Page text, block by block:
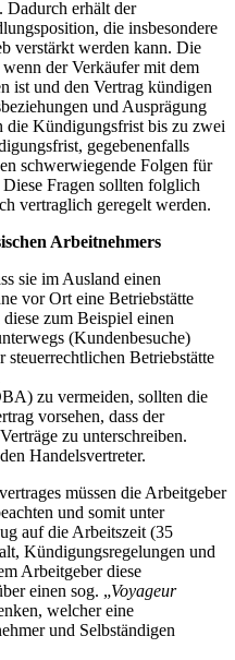
Dadurch erhält der
die insbesondere
verstärkt werden kann. Die
der Verkäufer mit dem
ist und den Vertrag kündigen
und Ausprägung
die Kündigungsfrist bis zu zwei
gegebenenfalls
schwerwiegende Folgen für
Fragen sollten folglich
vertraglich geregelt werden.
Arbeitnehmers
sie im Ausland einen
vor Ort eine Betriebstätte
zum Beispiel einen
(Kundenbesuche)
steuerrechtlichen Betriebstätte
zu vermeiden, sollten die
vorsehen, dass der
zu unterschreiben.
Handelsvertreter.
müssen die Arbeitgeber
und somit unter
auf die Arbeitszeit (35
Kündigungsregelungen und
Arbeitgeber diese
einen sog. „Voyageur
welcher eine
und Selbständigen